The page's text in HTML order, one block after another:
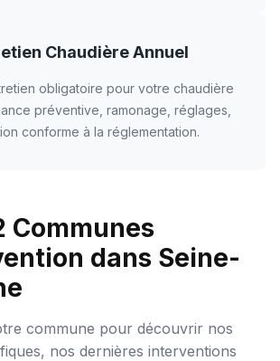
Chaudière Annuel
obligatoire pour votre chaudière
préventive, ramonage, réglages,
conforme à la réglementation.
Communes
dans Seine-
commune pour découvrir nos
nos dernières interventions